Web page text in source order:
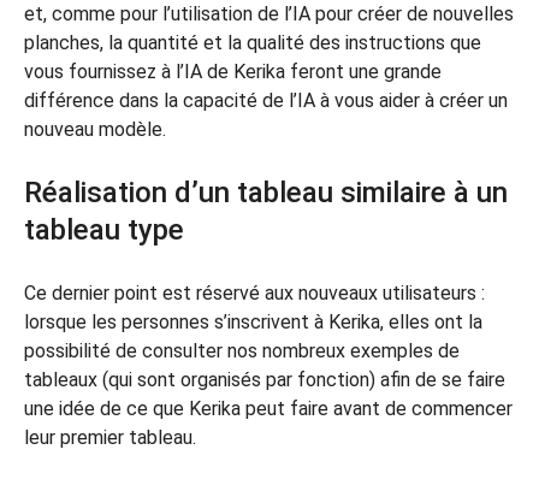
et, comme pour l’utilisation de l’IA pour créer de nouvelles
planches, la quantité et la qualité des instructions que
vous fournissez à l’IA de Kerika feront une grande
différence dans la capacité de l’IA à vous aider à créer un
nouveau modèle.
Réalisation d’un tableau similaire à un
tableau type
Ce dernier point est réservé aux nouveaux utilisateurs :
lorsque les personnes s’inscrivent à Kerika, elles ont la
possibilité de consulter nos nombreux exemples de
tableaux (qui sont organisés par fonction) afin de se faire
une idée de ce que Kerika peut faire avant de commencer
leur premier tableau.